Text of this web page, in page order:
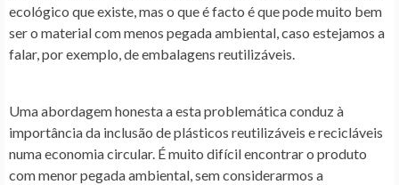
ecológico que existe, mas o que é facto é que pode muito bem
ser o material com menos pegada ambiental, caso estejamos a
falar, por exemplo, de embalagens reutilizáveis.
Uma abordagem honesta a esta problemática conduz à
importância da inclusão de plásticos reutilizáveis e recicláveis
numa economia circular. É muito difícil encontrar o produto
com menor pegada ambiental, sem considerarmos a